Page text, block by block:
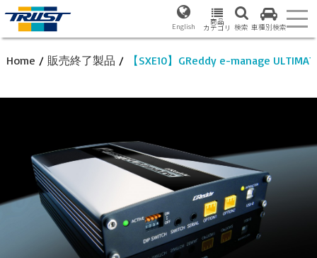
English 商品
カテゴリ 検索 車種別検索
Home / 販売終了製品 / 【SXE10】GReddy e-manage